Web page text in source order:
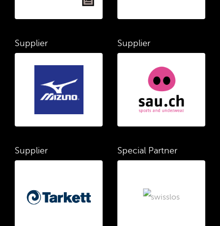
Supplier Supplier
Supplier Special Partner